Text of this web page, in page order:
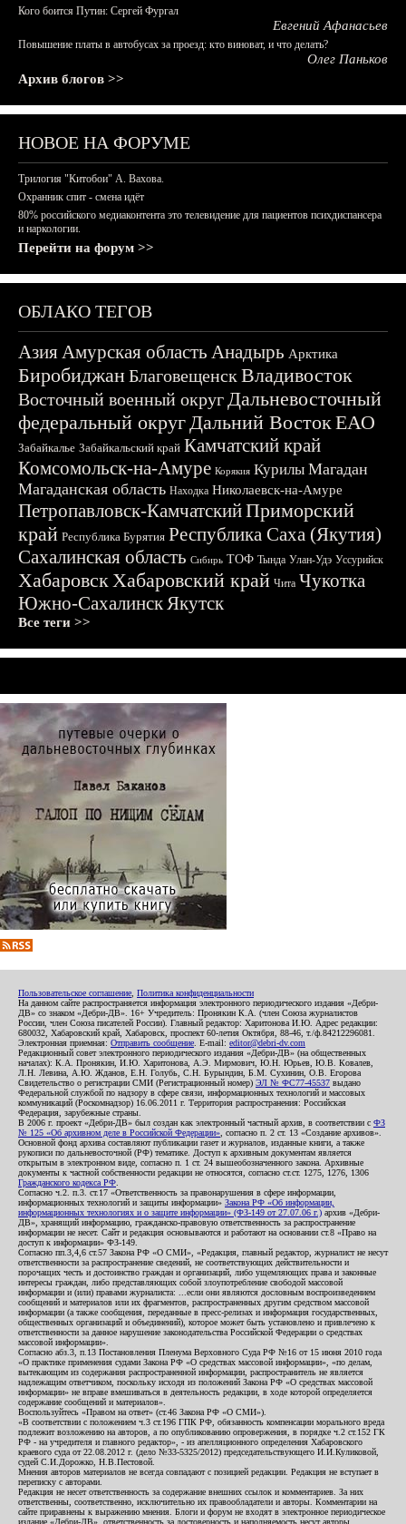
Кого боится Путин: Сергей Фургал
Евгений Афанасьев
Повышение платы в автобусах за проезд: кто виноват, и что делать?
Олег Паньков
Архив блогов >>
НОВОЕ НА ФОРУМЕ
Трилогия "Китобои" А. Вахова.
Охранник спит - смена идёт
80% российского медиаконтента это телевидение для пациентов психдиспансера
и наркологии.
Перейти на форум >>
ОБЛАКО ТЕГОВ
АзияАмурская область Анадырь Арктика
БиробиджанБлаговещенскВладивосток
Восточный военный округДальневосточный
федеральный округДальний ВостокЕАО
Забайкалье Забайкальский край Камчатский край
Комсомольск-на-Амуре Корякия Курилы Магадан
Магаданская область Находка Николаевск-на-Амуре
Петропавловск-КамчатскийПриморский
край Республика Бурятия Республика Саха (Якутия)
Сахалинская область Сибирь ТОФ Тында Улан-Удэ Уссурийск
ХабаровскХабаровский край Чита Чукотка
Южно-СахалинскЯкутск
Все теги >>
Пользовательское соглашение Политика конфиденциальности
На данном сайте распространяется информация электронного периодического издания «Дебри-
ДВ» со знаком «Дебри-ДВ». 16+ Учредитель: Пронякин К.А. (член Союза журналистов
России, член Союза писателей России). Главный редактор: Харитонова И.Ю. Адрес редакции:
680032, Хабаровский край, Хабаровск, проспект 60-летия Октября, 88-46, т./ф.84212296081.
Электронная приемная: Отправить сообщение . E-mail: editor@debri-dv.com
Редакционный совет электронного периодического издания «Дебри-ДВ» (на общественных
началах): К.А. Пронякин, И.Ю. Харитонова, А.Э. Мирмович, Ю.Н. Юрьев, Ю.В. Ковалев,
Л.Н. Левина, А.Ю. Жданов, Е.Н. Голубь, С.Н. Бурындин, Б.М. Сухинин, О.В. Егорова
Свидетельство о регистрации СМИ (Регистрационный номер) ЭЛ № ФС77-45537 выдано
Федеральной службой по надзору в сфере связи, информационных технологий и массовых
коммуникаций (Роскомнадзор) 16.06.2011 г. Территория распространения: Российская
Федерация, зарубежные страны.
В 2006 г. проект «Дебри-ДВ» был создан как электронный частный архив, в соответствии с ФЗ
№ 125 «Об архивном деле в Российской Федерации» , согласно п. 2 ст. 13 «Создание архивов».
Основной фонд архива составляют публикации газет и журналов, изданные книги, а также
рукописи по дальневосточной (РФ) тематике. Доступ к архивным документам является
открытым в электронном виде, согласно п. 1 ст. 24 вышеобозначенного закона. Архивные
документы к частной собственности редакции не относятся, согласно ст.ст. 1275, 1276, 1306
Гражданского кодекса РФ
Согласно ч.2. п.3. ст.17 «Ответственность за правонарушения в сфере информации,
информационных технологий и защиты информации» Закона РФ «Об информации,
информационных технологиях и о защите информации» (ФЗ-149 от 27.07.06 г.) архив «Дебри-
ДВ», хранящий информацию, гражданско-правовую ответственность за распространение
информации не несет. Сайт и редакция основываются и работают на основании ст.8 «Право на
доступ к информации» ФЗ-149.
Согласно пп.3,4,6 ст.57 Закона РФ «О СМИ», «Редакция, главный редактор, журналист не несут
ответственности за распространение сведений, не соответствующих действительности и
порочащих честь и достоинство граждан и организаций, либо ущемляющих права и законные
интересы граждан, либо представляющих собой злоупотребление свободой массовой
информации и (или) правами журналиста: ...если они являются дословным воспроизведением
сообщений и материалов или их фрагментов, распространенных другим средством массовой
информации (а также сообщения, переданные в пресс-релизах и информация государственных,
общественных организаций и объединений), которое может быть установлено и привлечено к
ответственности за данное нарушение законодательства Российской Федерации о средствах
массовой информации».
Согласно абз.3, п.13 Постановления Пленума Верховного Суда РФ №16 от 15 июня 2010 года
«О практике применения судами Закона РФ «О средствах массовой информации», «по делам,
вытекающим из содержания распространенной информации, распространитель не является
надлежащим ответчиком, поскольку исходя из положений Закона РФ «О средствах массовой
информации» не вправе вмешиваться в деятельность редакции, в ходе которой определяется
содержание сообщений и материалов».
Воспользуйтесь «Правом на ответ» (ст.46 Закона РФ «О СМИ»).
«В соответствии с положением ч.3 ст.196 ГПК РФ, обязанность компенсации морального вреда
подлежит возложению на авторов, а по опубликованию опровержения, в порядке ч.2 ст.152 ГК
РФ - на учредителя и главного редактор», - из апелляционного определения Хабаровского
краевого суда от 22.08.2012 г. (дело №33-5325/2012) председательствующего И.И.Куликовой,
судей С.И.Дорожко, Н.В.Пестовой.
Мнения авторов материалов не всегда совпадают с позицией редакции. Редакция не вступает в
переписку с авторами.
Редакция не несет ответственность за содержание внешних ссылок и комментариев. За них
ответственны, соответственно, исключительно их правообладатели и авторы. Комментарии на
сайте приравнены к выражению мнения. Блоги и форум не входят в электронное периодическое
издание «Дебри-ДВ», ответственность за достоверность и наполняемость несут авторы.